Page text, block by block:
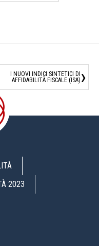
I NUOVI INDICI SINTETICI DI
AFFIDABILITÀ FISCALE (ISA) ›
2023